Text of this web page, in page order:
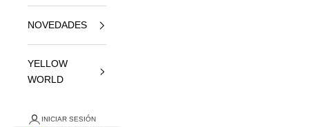
NOVEDADES
YELLOW
WORLD
INICIAR SESIÓN